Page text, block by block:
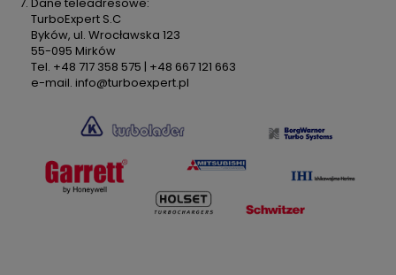
TurboExpert S.C
Byków, ul. Wrocławska 123
55-095 Mirków
Tel. +48 717 358 575 | +48 667 121 663
e-mail. info@turboexpert.pl